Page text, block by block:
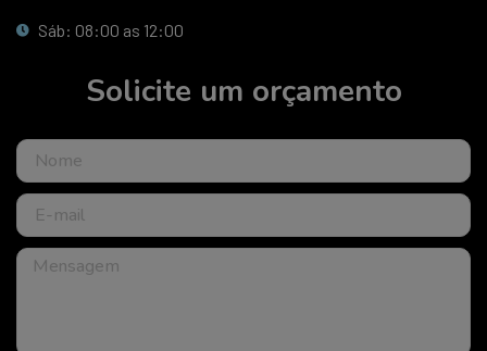
Sáb: 08:00 as 12:00
Solicite um orçamento